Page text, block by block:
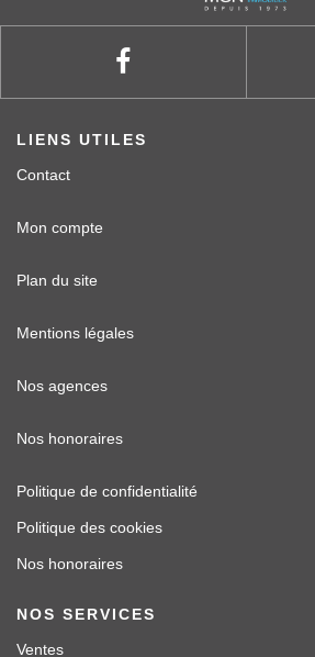
LIENS UTILES
Contact
Mon compte
Plan du site
Mentions légales
Nos agences
Nos honoraires
Politique de confidentialité
Politique des cookies
Nos honoraires
NOS SERVICES
Ventes